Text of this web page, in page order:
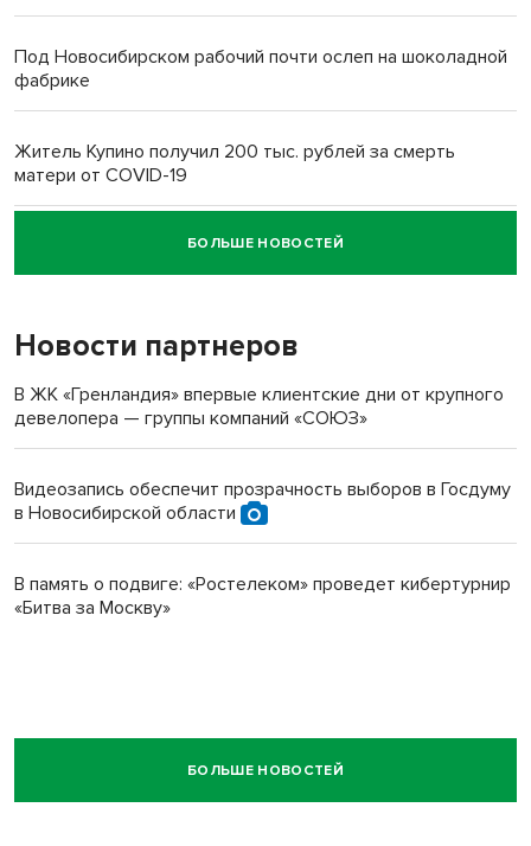
Под Новосибирском рабочий почти ослеп на шоколадной
фабрике
Житель Купино получил 200 тыс. рублей за смерть
матери от COVID-19
Новосибирский суд наказал водителя за смерть
пенсионерки на вокзале
БОЛЬШЕ НОВОСТЕЙ
Новости партнеров
В ЖК «Гренландия» впервые клиентские дни от крупного
девелопера — группы компаний «СОЮЗ»
Видеозапись обеспечит прозрачность выборов в Госдуму
в Новосибирской области
В память о подвиге: «Ростелеком» проведет кибертурнир
«Битва за Москву»
БОЛЬШЕ НОВОСТЕЙ